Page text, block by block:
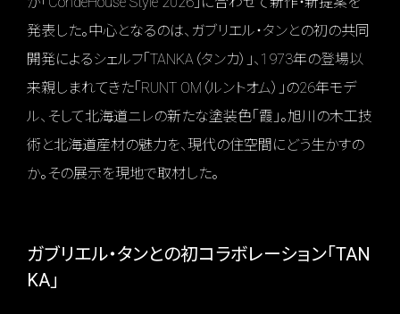
発表した。中心となるのは、ガブリエル・タンとの初の共同
開発によるシェルフ「TANKA（タンカ）」、1973年の登場以
来親しまれてきた「RUNT OM（ルントオム）」の26年モデ
ル、そして北海道ニレの新たな塗装色「霞」。旭川の木工技
術と北海道産材の魅力を、現代の住空間にどう生かすの
か。その展示を現地で取材した。
ガブリエル・タンとの初コラボレーション「TAN
KA」